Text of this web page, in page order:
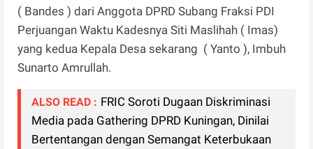
( Bandes ) dari Anggota DPRD Subang Fraksi PDI
Perjuangan Waktu Kadesnya Siti Maslihah ( Imas)
yang kedua Kepala Desa sekarang ( Yanto ), Imbuh
Sunarto Amrullah.
ALSO READ : FRIC Soroti Dugaan Diskriminasi
Media pada Gathering DPRD Kuningan, Dinilai
Bertentangan dengan Semangat Keterbukaan